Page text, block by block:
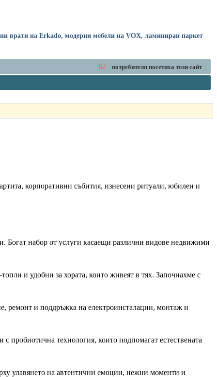
врати на Erkado, модерни мебели на VOX, ламиниран паркет
62 потребителя посетиха този сайт
корпоративни събития, изнесени ритуали, юбилеи и
набор от услуги касаещи различни видове недвижими
и удобни за хората, които живеят в тях. Започнахме с
ремонт и поддръжка на електроинсталации, монтаж и
пробиотична технология, които подпомагат естествената
улавянето на автентични емоции, нежни моменти и